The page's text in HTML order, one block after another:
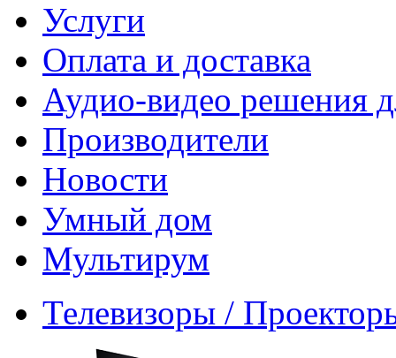
Услуги
Оплата и доставка
Аудио-видео решения
Производители
Новости
Умный дом
Мультирум
Телевизоры /